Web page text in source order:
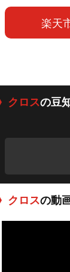
楽天
クロスの豆
クロスの動